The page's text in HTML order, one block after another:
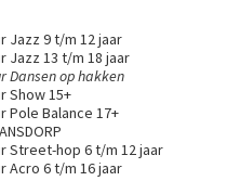
uur Jazz 9 t/m 12
uur Jazz 13 t/m
uur Dansen op
21.30 uur
uur Pole
uur Street-hop 6 t/m 12
uur Acro 6